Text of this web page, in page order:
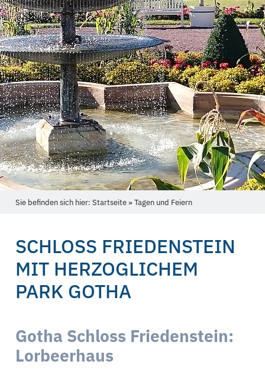
Sie befinden sich hier: Startseite » Tagen und Feiern
SCHLOSS FRIEDENSTEIN
MIT HERZOGLICHEM
PARK GOTHA
Gotha Schloss Friedenstein:
Lorbeerhaus